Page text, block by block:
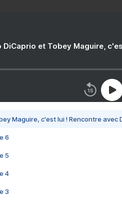
DiCaprio et Tobey Maguire,
Maguire, c'est lui ! Rencontre avec
6
5
4
3